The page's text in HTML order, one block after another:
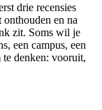
drie recensies
en na
zit. Soms wil je
een campus, een
te denken: vooruit,